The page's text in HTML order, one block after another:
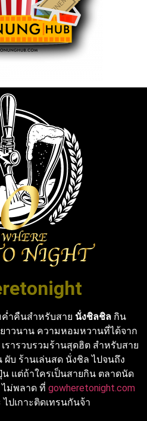
ค่ำคืนสำหรับสาย นั่งชิลชิล กิน
าวนาน ความหอมหวานที่ได้จาก
รารวบรวมร้านสุดฮิต สำหรับสาย
บ ร้านเล่นสด นั่งชิล ไปจนถึง
แต่ถ้าใครเป็นสายกิน ตลาดนัด
ไม่พลาด ที่ gowheretonight.com
ปเกาะติดเทรนกันจ้า